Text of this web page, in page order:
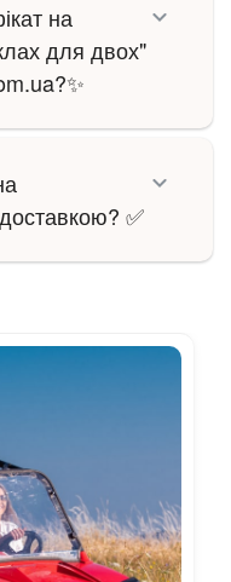
на
для двох"
✅